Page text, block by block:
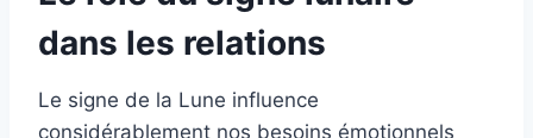
dans les relations
Le signe de la Lune influence
considérablement nos besoins émotionnels